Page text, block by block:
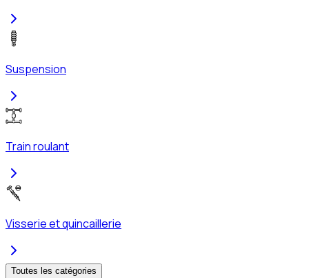
Suspension
Train roulant
Visserie et quincaillerie
Toutes les catégories